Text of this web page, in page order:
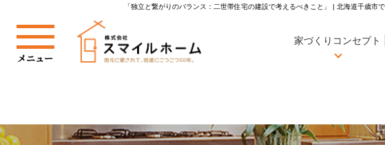
「独立と繋がりのバランス：二世帯住宅の建設で考えるべきこと」 | 北海道千歳
家づくりコンセプト